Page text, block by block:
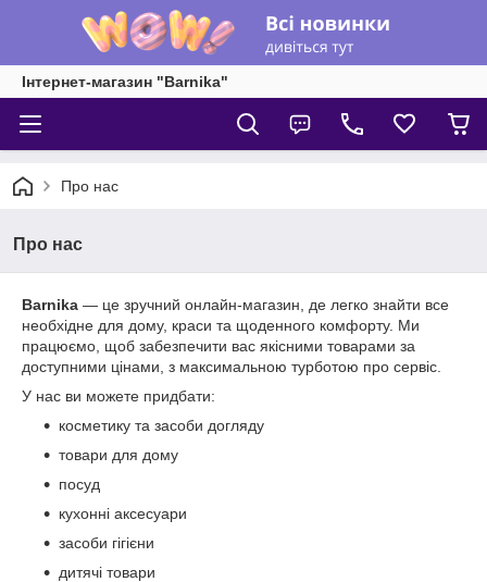
Інтернет-магазин "Barnika"
Про нас
Про нас
Barnika — це зручний онлайн-магазин, де легко знайти все
необхідне для дому, краси та щоденного комфорту. Ми
працюємо, щоб забезпечити вас якісними товарами за
доступними цінами, з максимальною турботою про сервіс.
У нас ви можете придбати:
косметику та засоби догляду
товари для дому
посуд
кухонні аксесуари
засоби гігієни
дитячі товари